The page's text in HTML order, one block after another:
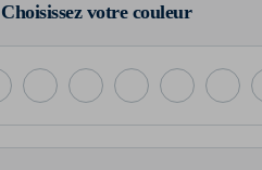
Choisissez votre couleur